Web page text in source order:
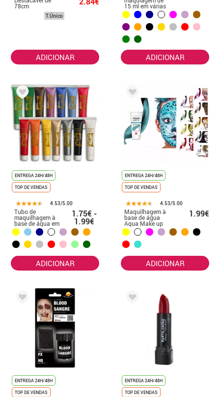
78cm
T.Único
ADICIONAR
15 ml em várias
cores
ADICIONAR
ENTREGA 24H/48H
TOP DE VENDAS
4.53/5.00
Tubo de
maquilhagem à
base de água em
várias cores 20
ml
1.75€ -
1.99€
ADICIONAR
ENTREGA 24H/48H
TOP DE VENDAS
4.53/5.00
Maquilhagem à
base de água
Aqua Make up
em várias cores
1.99€
ADICIONAR
ENTREGA 24H/48H
TOP DE VENDAS
ENTREGA 24H/48H
TOP DE VENDAS